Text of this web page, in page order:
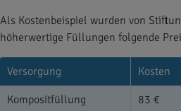
Als Kostenbeispiel wurden von
höherwertige Füllungen folgende
Versorgung Kosten
Kompositfüllung
83 €